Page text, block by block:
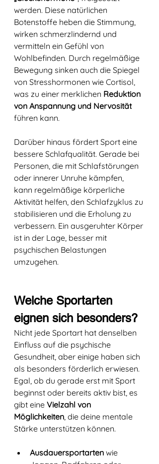
werden. Diese natürlichen
Botenstoffe heben die Stimmung,
wirken schmerzlindernd und
vermitteln ein Gefühl von
Wohlbefinden. Durch regelmäßige
Bewegung sinken auch die Spiegel
von Stresshormonen wie Cortisol,
was zu einer merklichen Reduktion
von Anspannung und Nervosität
führen kann.
Darüber hinaus fördert Sport eine
bessere Schlafqualität. Gerade bei
Personen, die mit Schlafstörungen
oder innerer Unruhe kämpfen,
kann regelmäßige körperliche
Aktivität helfen, den Schlafzyklus zu
stabilisieren und die Erholung zu
verbessern. Ein ausgeruhter Körper
ist in der Lage, besser mit
psychischen Belastungen
umzugehen.
Welche Sportarten
eignen sich besonders?
Nicht jede Sportart hat denselben
Einfluss auf die psychische
Gesundheit, aber einige haben sich
als besonders förderlich erwiesen.
Egal, ob du gerade erst mit Sport
beginnst oder bereits aktiv bist, es
gibt eine Vielzahl von
Möglichkeiten, die deine mentale
Stärke unterstützen können.
Ausdauersportarten wie